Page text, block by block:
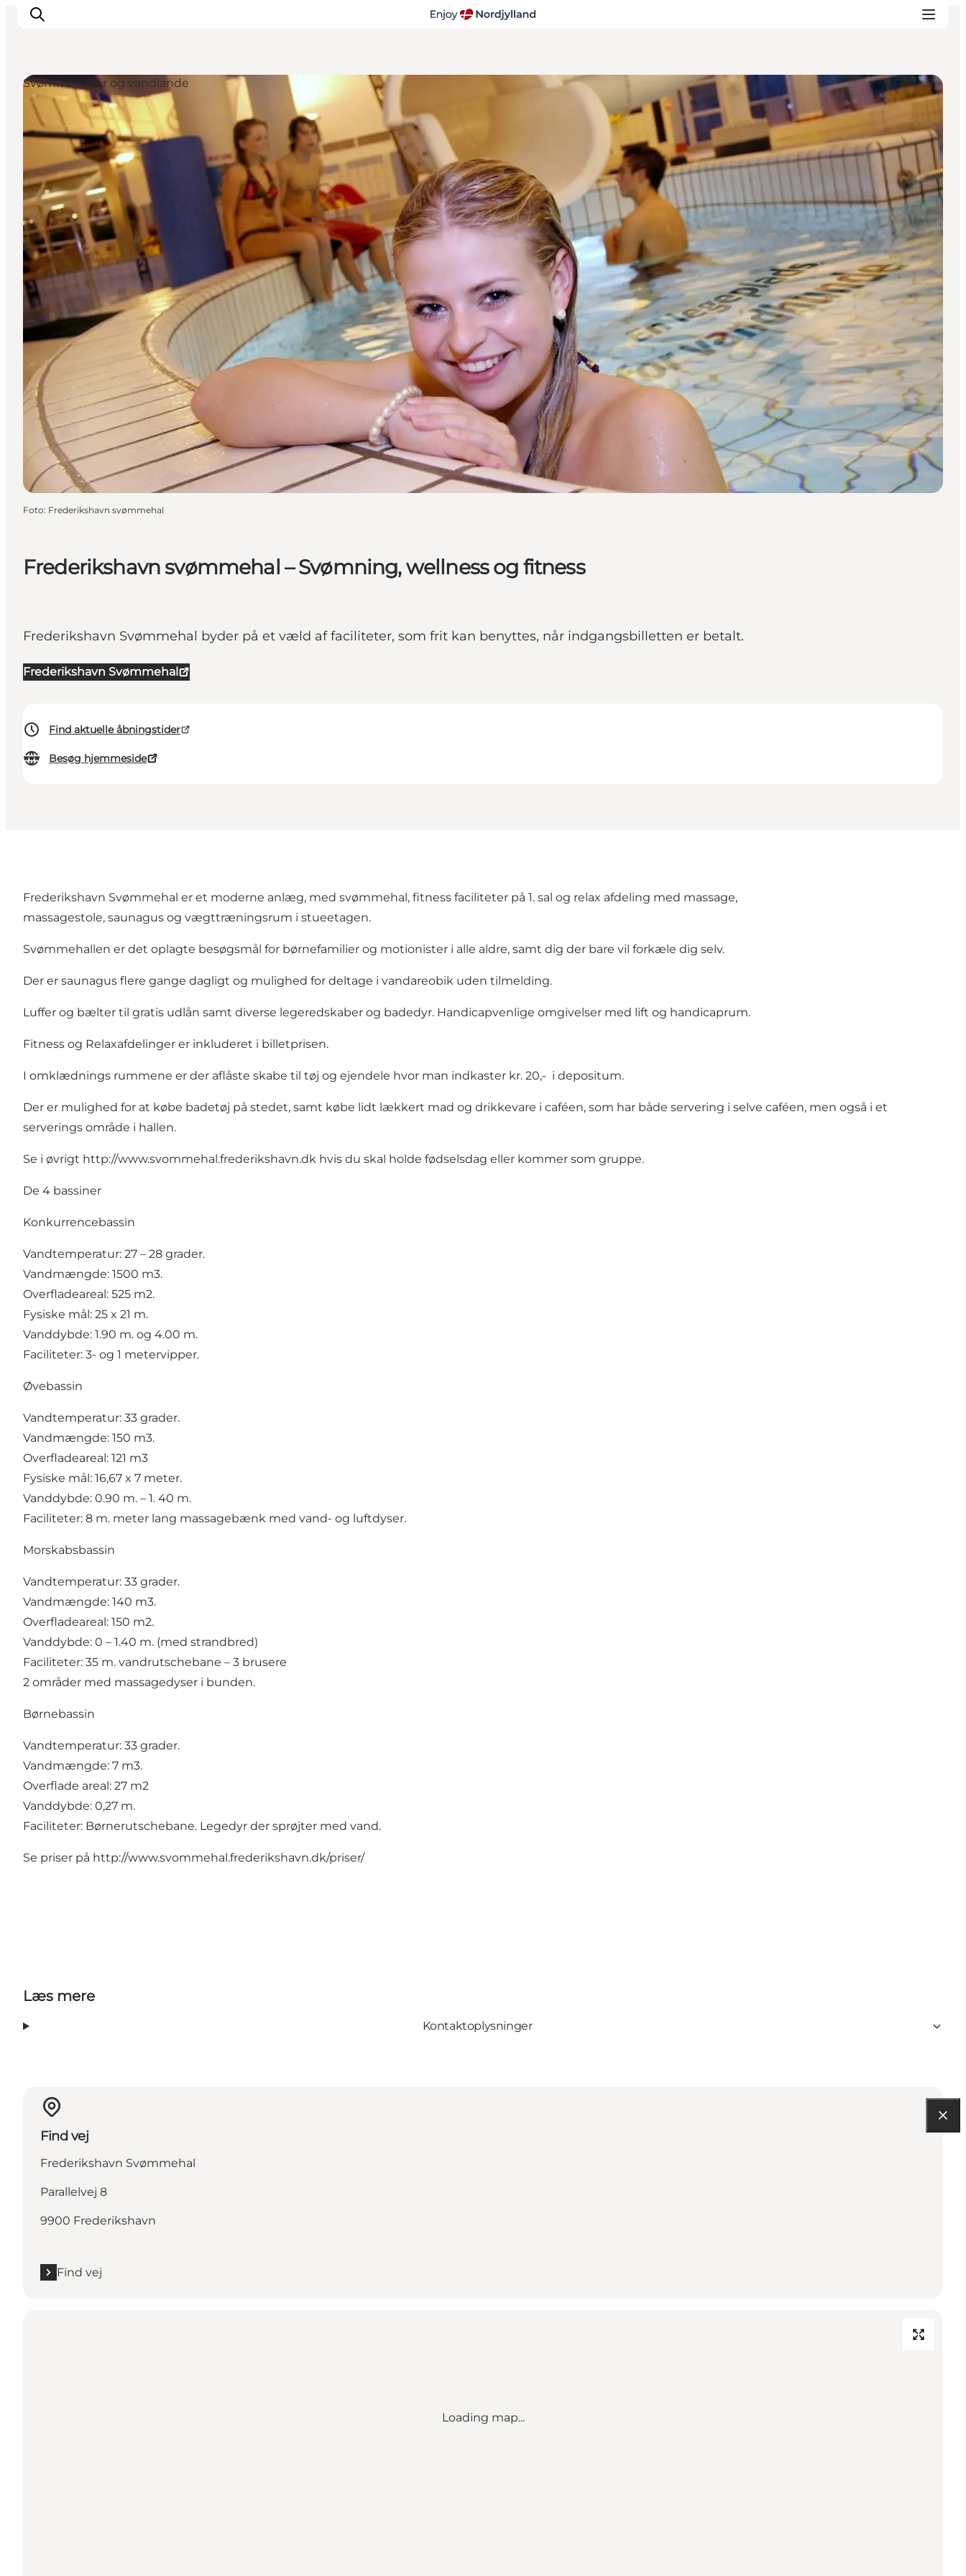
Oplevelser og aktiviteter
Planlæg din tur
Byer og steder
Guides
Det sker
For børn
Frederikshavn svømmehal – Svømning, wellness og fitness
Frederikshavn Svømmehal byder på et væld af faciliteter, som frit kan benyttes, når indgangsbilletten er betalt.
Frederikshavn Svømmehal
Find aktuelle åbningstider
Besøg hjemmeside
Svømmehaller og vandlande
Foto: Frederikshavn svømmehal
Frederikshavn Svømmehal er et moderne anlæg, med svømmehal, fitness faciliteter på 1. sal og relax afdeling med massage,
massagestole, saunagus og vægttræningsrum i stueetagen.
Svømmehallen er det oplagte besøgsmål for børnefamilier og motionister i alle aldre, samt dig der bare vil forkæle dig selv.
Der er saunagus flere gange dagligt og mulighed for deltage i vandareobik uden tilmelding.
Luffer og bælter til gratis udlån samt diverse legeredskaber og badedyr. Handicapvenlige omgivelser med lift og handicaprum.
Fitness og Relaxafdelinger er inkluderet i billetprisen.
I omklædnings rummene er der aflåste skabe til tøj og ejendele hvor man indkaster kr. 20,- i depositum.
Der er mulighed for at købe badetøj på stedet, samt købe lidt lækkert mad og drikkevare i caféen, som har både servering i selve caféen, men også i et
serverings område i hallen.
Se i øvrigt http://www.svommehal.frederikshavn.dk hvis du skal holde fødselsdag eller kommer som gruppe.
De 4 bassiner
Konkurrencebassin
Vandtemperatur: 27 – 28 grader.
Vandmængde: 1500 m3.
Overfladeareal: 525 m2.
Fysiske mål: 25 x 21 m.
Vanddybde: 1.90 m. og 4.00 m.
Faciliteter: 3- og 1 metervipper.
Øvebassin
Vandtemperatur: 33 grader.
Vandmængde: 150 m3.
Overfladeareal: 121 m3
Fysiske mål: 16,67 x 7 meter.
Vanddybde: 0.90 m. – 1. 40 m.
Faciliteter: 8 m. meter lang massagebænk med vand- og luftdyser.
Morskabsbassin
Vandtemperatur: 33 grader.
Vandmængde: 140 m3.
Overfladeareal: 150 m2.
Vanddybde: 0 – 1.40 m. (med strandbred)
Faciliteter: 35 m. vandrutschebane – 3 brusere
2 områder med massagedyser i bunden.
Børnebassin
Vandtemperatur: 33 grader.
Vandmængde: 7 m3.
Overflade areal: 27 m2
Vanddybde: 0,27 m.
Faciliteter: Børnerutschebane. Legedyr der sprøjter med vand.
Se priser på http://www.svommehal.frederikshavn.dk/priser/
Læs mere
Kontaktoplysninger
Find vej
Frederikshavn Svømmehal
Parallelvej 8
9900 Frederikshavn
Find vej
Loading map...